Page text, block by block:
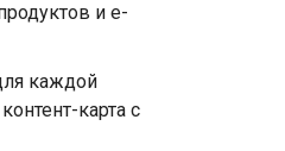
и e-
каждой
карта с